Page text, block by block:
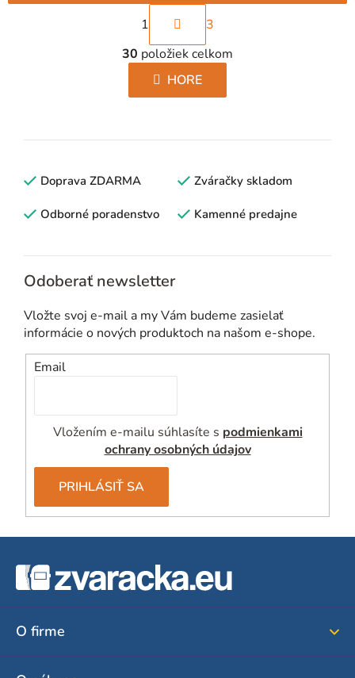
O
v
l
á
a
p
v
ý
S
t
r
á
n
v
n
e
1
3
30 položiek celkom
HORE
Doprava ZDARMA Zváračky skladom
Odborné poradenstvo Kamenné predajne
Odoberať newsletter
Vložte svoj e-mail a my Vám budeme zasielať
informácie o nových produktoch na našom e-shope.
Email
Vložením e-mailu súhlasíte s podmienkami
ochrany osobných údajov
PRIHLÁSIŤ SA
O firme